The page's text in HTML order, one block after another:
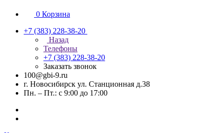
0 Корзина
+7 (383) 228-38-20
Назад
Телефоны
+7 (383) 228-38-20
Заказать звонок
100@gbi-9.ru
г. Новосибирск ул. Станционная д.38
Пн. – Пт.: с 9:00 до 17:00